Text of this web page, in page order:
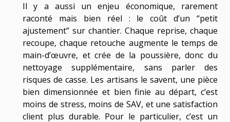
Il y a aussi un enjeu économique, rarement
raconté mais bien réel : le coût d’un “petit
ajustement” sur chantier. Chaque reprise, chaque
recoupe, chaque retouche augmente le temps de
main-d’œuvre, et crée de la poussière, donc du
nettoyage supplémentaire, sans parler des
risques de casse. Les artisans le savent, une pièce
bien dimensionnée et bien finie au départ, c’est
moins de stress, moins de SAV, et une satisfaction
client plus durable. Pour le particulier, c’est un